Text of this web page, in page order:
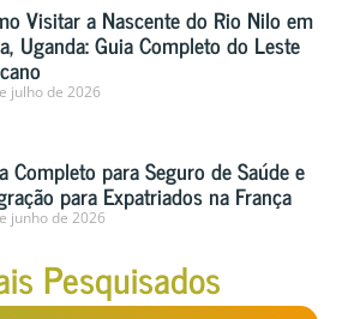
Visitar a Nascente do Rio Nilo em
Uganda: Guia Completo do Leste
julho de 2026
Completo para Seguro de Saúde e
para Expatriados na França
junho de 2026
Pesquisados